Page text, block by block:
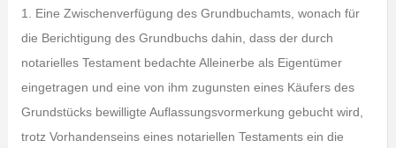
1. Eine Zwischenverfügung des Grundbuchamts, wonach für
die Berichtigung des Grundbuchs dahin, dass der durch
notarielles Testament bedachte Alleinerbe als Eigentümer
eingetragen und eine von ihm zugunsten eines Käufers des
Grundstücks bewilligte Auflassungsvormerkung gebucht wird,
trotz Vorhandenseins eines notariellen Testaments ein die